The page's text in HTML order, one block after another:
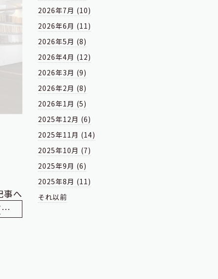
事へ
松江市 Ｙ様邸 フルリノベーション(天井) / 出雲市 Ｉ様Ⅱ 新築(床掘り完了)
2026年7月 (10)
2026年6月 (11)
2026年5月 (8)
2026年4月 (12)
2026年3月 (9)
2026年2月 (8)
2026年1月 (5)
2025年12月 (6)
2025年11月 (14)
2025年10月 (7)
2025年9月 (6)
2025年8月 (11)
それ以前